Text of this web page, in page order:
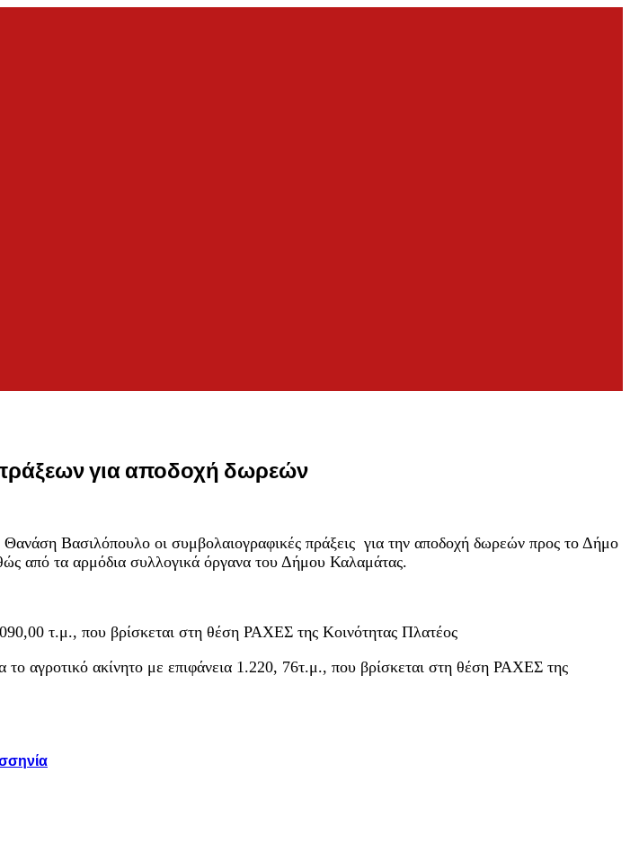
για αποδοχή δωρεών
Βασιλόπουλο οι συμβολαιογραφικές πράξεις για την αποδοχή δωρεών προς το Δήμο
από τα αρμόδια συλλογικά όργανα του Δήμου Καλαμάτας.
τ.μ., που βρίσκεται στη θέση ΡΑΧΕΣ της Κοινότητας Πλατέος
αγροτικό ακίνητο με επιφάνεια 1.220, 76τ.μ., που βρίσκεται στη θέση ΡΑΧΕΣ της